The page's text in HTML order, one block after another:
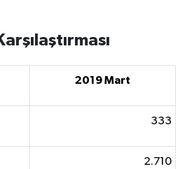
2019 Mart
333
2.710